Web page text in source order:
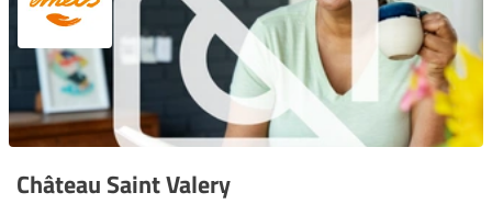
Château Saint Valery